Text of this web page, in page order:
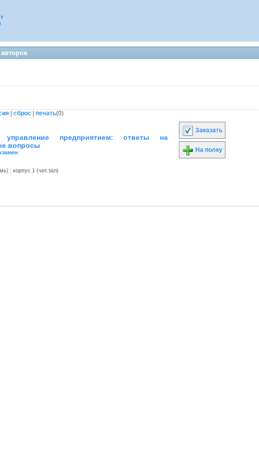
сброс печать(0)
управление предприятием: ответы на
вопросы
: корпус 1 (чит.зал)
Заказать
На полку